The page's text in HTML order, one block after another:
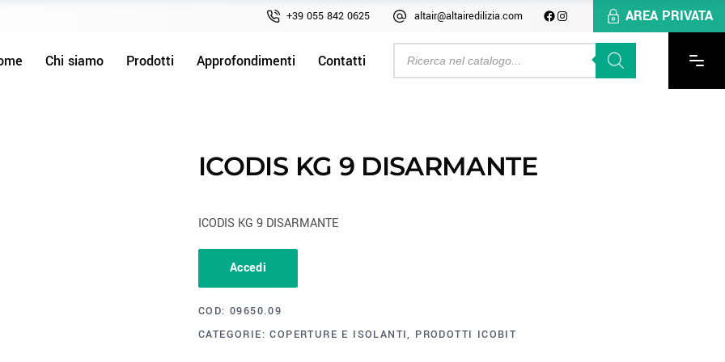
+39 055 842 0625 altair@altairedilizia.com AREA PRIVATA
Chi siamo Prodotti Approfondimenti Contatti
ICODIS KG 9 DISARMANTE
ICODIS KG 9 DISARMANTE
Accedi
COD: 09650.09
CATEGORIE:COPERTURE E ISOLANTI, PRODOTTI ICOBIT